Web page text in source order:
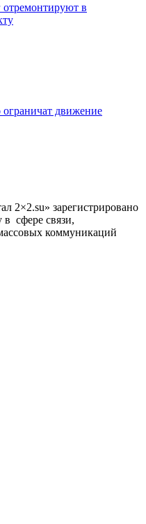
отремонтируют в
движение
2×2.su» зарегистрировано
сфере связи,
коммуникаций